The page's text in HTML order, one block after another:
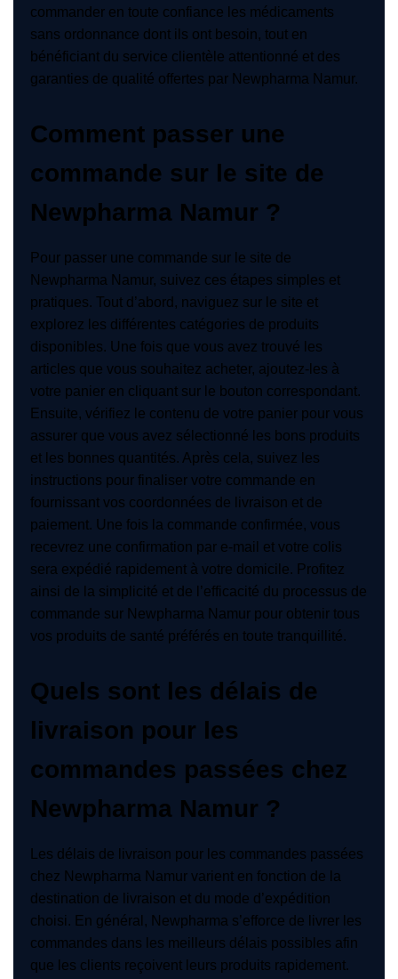
commander en toute confiance les médicaments
sans ordonnance dont ils ont besoin, tout en
bénéficiant du service clientèle attentionné et des
garanties de qualité offertes par Newpharma Namur.
Comment passer une
commande sur le site de
Newpharma Namur ?
Pour passer une commande sur le site de
Newpharma Namur, suivez ces étapes simples et
pratiques. Tout d’abord, naviguez sur le site et
explorez les différentes catégories de produits
disponibles. Une fois que vous avez trouvé les
articles que vous souhaitez acheter, ajoutez-les à
votre panier en cliquant sur le bouton correspondant.
Ensuite, vérifiez le contenu de votre panier pour vous
assurer que vous avez sélectionné les bons produits
et les bonnes quantités. Après cela, suivez les
instructions pour finaliser votre commande en
fournissant vos coordonnées de livraison et de
paiement. Une fois la commande confirmée, vous
recevrez une confirmation par e-mail et votre colis
sera expédié rapidement à votre domicile. Profitez
ainsi de la simplicité et de l’efficacité du processus de
commande sur Newpharma Namur pour obtenir tous
vos produits de santé préférés en toute tranquillité.
Quels sont les délais de
livraison pour les
commandes passées chez
Newpharma Namur ?
Les délais de livraison pour les commandes passées
chez Newpharma Namur varient en fonction de la
destination de livraison et du mode d’expédition
choisi. En général, Newpharma s’efforce de livrer les
commandes dans les meilleurs délais possibles afin
que les clients reçoivent leurs produits rapidement.